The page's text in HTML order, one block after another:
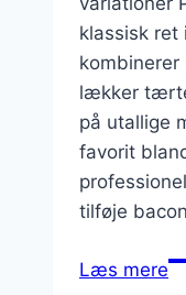
klassisk ret
kombinerer
lækker
på utallige
favorit
tilføje
Læs mere